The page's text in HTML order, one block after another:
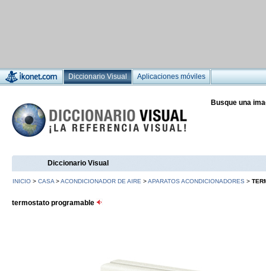
Diccionario Visual Aplicaciones móviles
Busque una
Diccionario Visual
INICIO > CASA >ACONDICIONADOR DE AIRE >APARATOS ACONDICIONADORES >
termostato programable